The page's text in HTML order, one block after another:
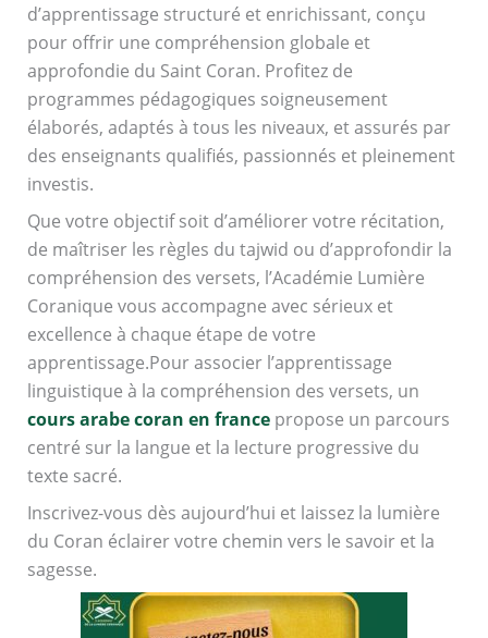
d’apprentissage structuré et enrichissant, conçu
pour offrir une compréhension globale et
approfondie du Saint Coran. Profitez de
programmes pédagogiques soigneusement
élaborés, adaptés à tous les niveaux, et assurés par
des enseignants qualifiés, passionnés et pleinement
investis.
Que votre objectif soit d’améliorer votre récitation,
de maîtriser les règles du tajwid ou d’approfondir la
compréhension des versets, l’Académie Lumière
Coranique vous accompagne avec sérieux et
excellence à chaque étape de votre
apprentissage.Pour associer l’apprentissage
linguistique à la compréhension des versets, un
cours arabe coran en francepropose un parcours
centré sur la langue et la lecture progressive du
texte sacré.
Inscrivez-vous dès aujourd’hui et laissez la lumière
du Coran éclairer votre chemin vers le savoir et la
sagesse.